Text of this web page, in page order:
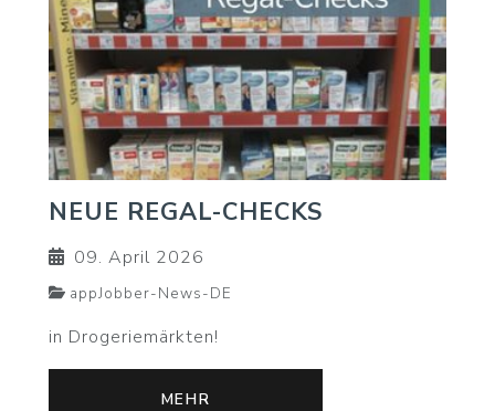
NEUE REGAL-CHECKS
09. April 2026
appJobber-News-DE
in Drogeriemärkten!
MEHR